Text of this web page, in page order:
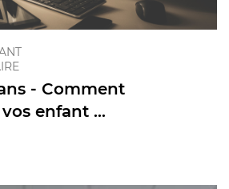
- Comment
enfant ...